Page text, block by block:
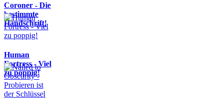
Coroner - Die
bestimmte
Handschrift!
Human
Fortress - Viel
zu poppig!